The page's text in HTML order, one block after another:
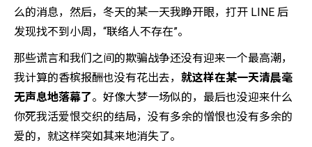
么的消息，然后，冬天的某一天我睁开眼，打开 LINE 后
发现找不到小周，“联络人不存在”。
那些谎言和我们之间的欺骗战争还没有迎来一个最高潮，
我计算的香槟报酬也没有花出去， 就这样在某一天清晨毫
无声息地落幕了。好像大梦一场似的，最后也没迎来什么
你死我活爱恨交织的结局，没有多余的憎恨也没有多余的
爱的，就这样突如其来地消失了。